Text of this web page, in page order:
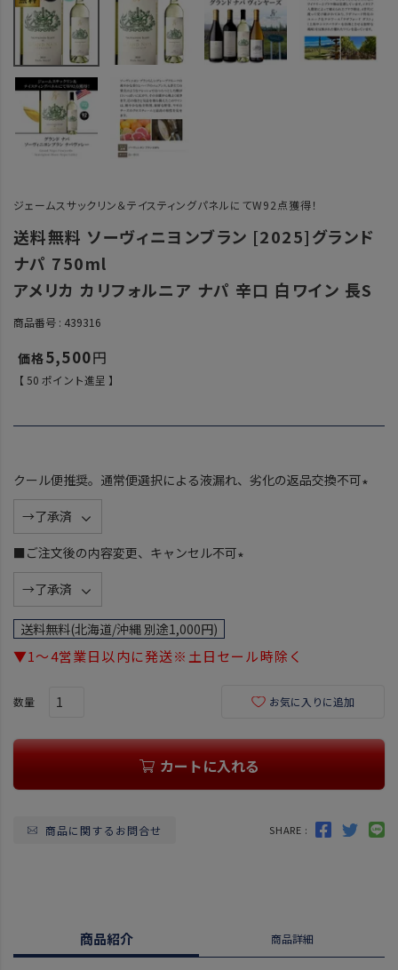
ジェームスサックリン＆テイスティングパネルにてW92点獲得！
送料無料 ソーヴィニヨンブラン [2025]グランド
ナパ 750ml
アメリカ カリフォルニア ナパ 辛口 白ワイン 長S
商品番号 439316
5,500
【 50 ポイント進呈 】
クール便推奨。通常便選択による液漏れ、劣化の返品交換不可
■ご注文後の内容変更、キャンセル不可
送料無料(北海道/沖縄 別途1,000円)
▼1～4営業日以内に発送※土日セール時除く
お気に入りに追加
カートに入れる
商品に関するお問合せ SHARE :
商品紹介 商品詳細